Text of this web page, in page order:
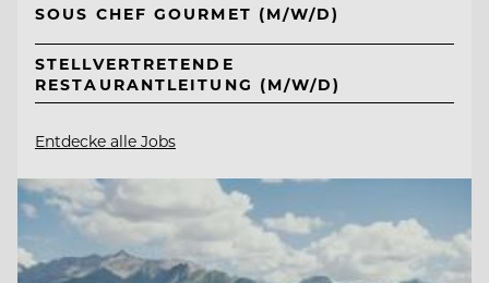
SOUS CHEF GOURMET (M/W/D)
STELLVERTRETENDE
RESTAURANTLEITUNG (M/W/D)
Entdecke alle Jobs